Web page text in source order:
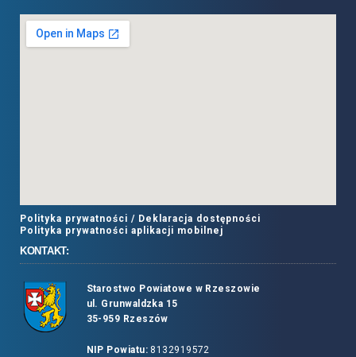
Polityka prywatności / Deklaracja dostępności
Polityka prywatności aplikacji mobilnej
KONTAKT:
Starostwo Powiatowe w Rzeszowie
ul. Grunwaldzka 15
35-959 Rzeszów
NIP Powiatu:8132919572